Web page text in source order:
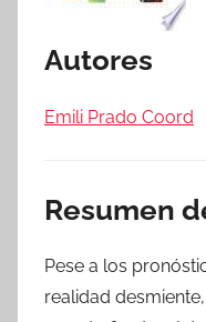
Autores
Emili Prado Coord
Resumen
Pese a los
realidad